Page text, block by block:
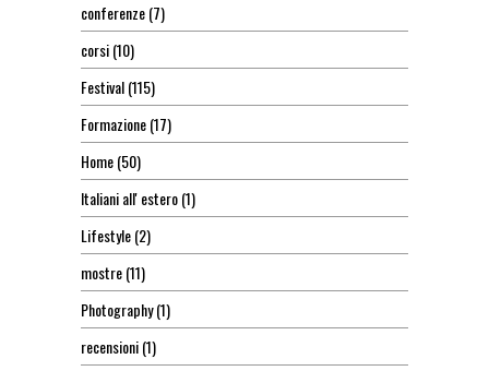
conferenze(7)
corsi(10)
Festival(115)
Formazione(17)
Home(50)
Italiani all' estero(1)
Lifestyle(2)
mostre(11)
Photography(1)
recensioni(1)